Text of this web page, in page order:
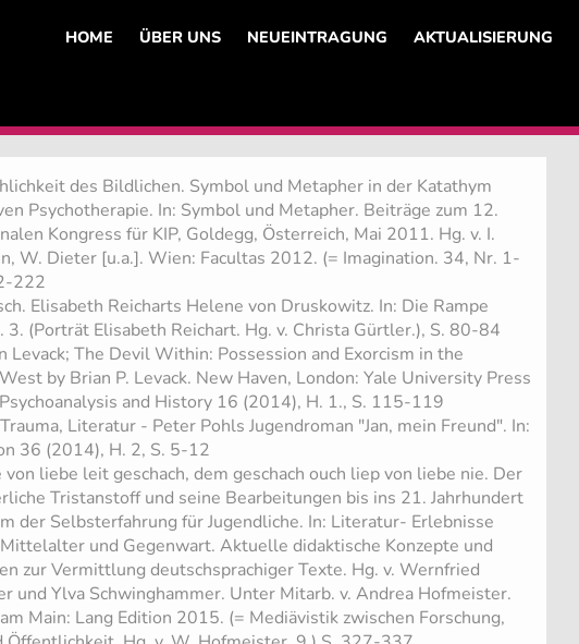
HOME ÜBER UNS NEUEINTRAGUNG AKTUALISIERUNG
des Bildlichen. Symbol und Metapher in der Katathym
Psychotherapie. In: Symbol und Metapher. Beiträge zum 12.
Kongress für KIP, Goldegg, Österreich, Mai 2011. Hg. v. I.
W. Dieter [u.a.]. Wien: Facultas 2012. (= Imagination. 34, Nr. 1-
222
Elisabeth Reicharts Helene von Druskowitz. In: Die Rampe
3. (Porträt Elisabeth Reichart. Hg. v. Christa Gürtler.), S. 80-84
Levack; The Devil Within: Possession and Exorcism in the
by Brian P. Levack. New Haven, London: Yale University Press
and History 16 (2014), H. 1., S. 115-119
Literatur - Peter Pohls Jugendroman "Jan, mein Freund". In:
36 (2014), H. 2, S. 5-12
von liebe leit geschach, dem geschach ouch liep von liebe nie. Der
Tristanstoff und seine Bearbeitungen bis ins 21. Jahrhundert
der Selbsterfahrung für Jugendliche. In: Literatur- Erlebnisse
und Gegenwart. Aktuelle didaktische Konzepte und
zur Vermittlung deutschsprachiger Texte. Hg. v. Wernfried
und Ylva Schwinghammer. Unter Mitarb. v. Andrea Hofmeister.
Main: Lang Edition 2015. (= Mediävistik zwischen Forschung,